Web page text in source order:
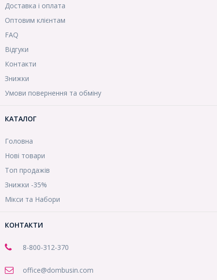
Доставка і оплата
Оптовим клієнтам
FAQ
Відгуки
Контакти
Знижки
Умови повернення та обміну
КАТАЛОГ
Головна
Нові товари
Топ продажів
Знижки -35%
Мікси та Набори
КОНТАКТИ
8-800-312-370
office@dombusin.com